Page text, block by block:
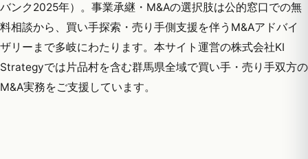
バンク2025年）。事業承継・M&Aの選択肢は公的窓口での無
料相談から、買い手探索・売り手側支援を伴うM&Aアドバイ
ザリーまで多岐にわたります。本サイト運営の株式会社KI
Strategyでは片品村を含む群馬県全域で買い手・売り手双方の
M&A実務をご支援しています。